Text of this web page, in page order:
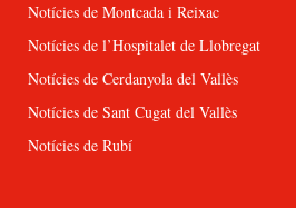
Notícies de Montcada i Reixac
Notícies de l’Hospitalet de Llobregat
Notícies de Cerdanyola del Vallès
Notícies de Sant Cugat del Vallès
Notícies de Rubí